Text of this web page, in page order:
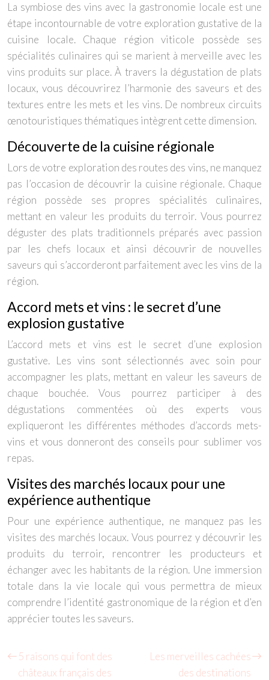
La symbiose des vins avec la gastronomie locale est une
étape incontournable de votre exploration gustative de la
cuisine locale. Chaque région viticole possède ses
spécialités culinaires qui se marient à merveille avec les
vins produits sur place. À travers la dégustation de plats
locaux, vous découvrirez l’harmonie des saveurs et des
textures entre les mets et les vins. De nombreux circuits
œnotouristiques thématiques intègrent cette dimension.
Découverte de la cuisine régionale
Lors de votre exploration des routes des vins, ne manquez
pas l’occasion de découvrir la cuisine régionale. Chaque
région possède ses propres spécialités culinaires,
mettant en valeur les produits du terroir. Vous pourrez
déguster des plats traditionnels préparés avec passion
par les chefs locaux et ainsi découvrir de nouvelles
saveurs qui s’accorderont parfaitement avec les vins de la
région.
Accord mets et vins : le secret d’une
explosion gustative
L’accord mets et vins est le secret d’une explosion
gustative. Les vins sont sélectionnés avec soin pour
accompagner les plats, mettant en valeur les saveurs de
chaque bouchée. Vous pourrez participer à des
dégustations commentées où des experts vous
expliqueront les différentes méthodes d’accords mets-
vins et vous donneront des conseils pour sublimer vos
repas.
Visites des marchés locaux pour une
expérience authentique
Pour une expérience authentique, ne manquez pas les
visites des marchés locaux. Vous pourrez y découvrir les
produits du terroir, rencontrer les producteurs et
échanger avec les habitants de la région. Une immersion
totale dans la vie locale qui vous permettra de mieux
comprendre l’identité gastronomique de la région et d’en
apprécier toutes les saveurs.
5 raisons qui font des
châteaux français des
Les merveilles cachées
des destinations